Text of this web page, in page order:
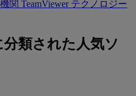
関 TeamViewer テクノロジー
分類された人気ソ